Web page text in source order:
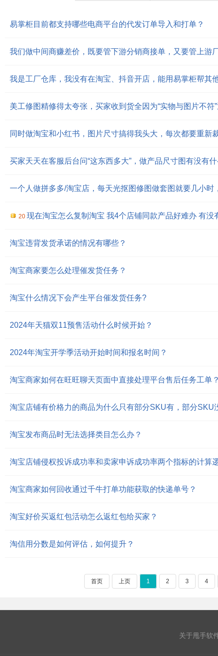
易掌柜目前都支持哪些电商平台的代发订单导入和打单？
美工修图精修得太夸张，买家收到货全因为“实物与图片不符
同时做淘宝和小红书，图片尺寸搞得我头大，每次都要重新
买家天天在客服后台问“这东西多大”，做产品尺寸图有没有
20 现在淘宝怎么复制淘宝 我4个店铺同款产品好难办 有没有知
淘宝违背发货承诺的情况有哪些？
淘宝商家要怎么处理催发货任务？
淘宝什么情况下会产生平台催发货任务?
2024年天猫双11预售活动什么时候开始？
2024年淘宝开学季活动开始时间和报名时间？
淘宝商家如何在旺旺聊天页面中直接处理平台售后任务工单
淘宝店铺有价格力的商品为什么只有部分SKU有，部分SKU
淘宝发布商品时无法选择类目怎么办？
淘宝店铺侵权投诉成功率和卖家申诉成功率两个指标的计算
淘宝商家如何回收通过千牛打单功能获取的快递单号？
淘宝好价买返红包活动怎么返红包给买家？
淘信用分数是如何评估，如何提升？
首页 上页 1 2 3 4
关于甩手软